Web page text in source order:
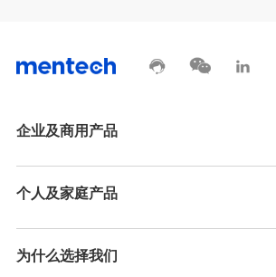
企业及商用产品
个人及家庭产品
为什么选择我们